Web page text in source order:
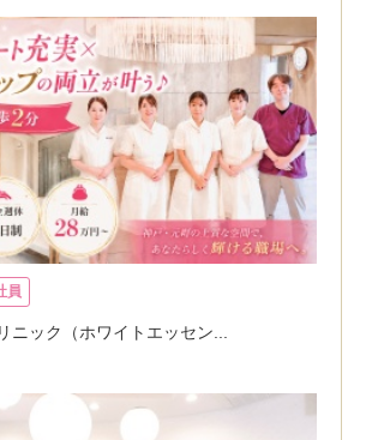
員
ニック（ホワイトエッセン...